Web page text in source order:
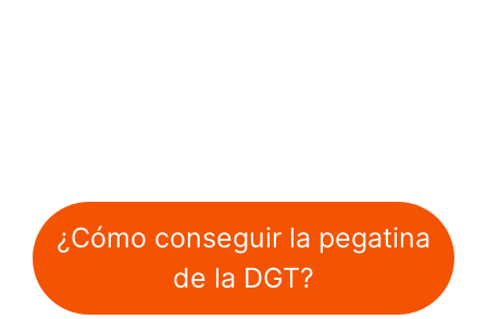
¿Cómo conseguir la pegatina
de la DGT?